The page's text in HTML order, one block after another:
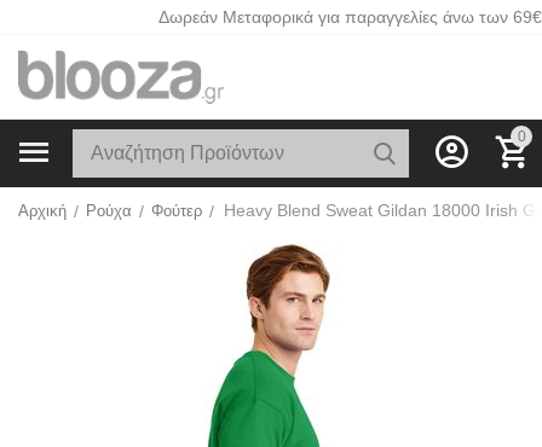
Δωρεάν Μεταφορικά για παραγγελίες άνω των 69€
0
Αρχική / Ρούχα / Φούτερ / Heavy Blend Sweat Gildan 18000 Irish